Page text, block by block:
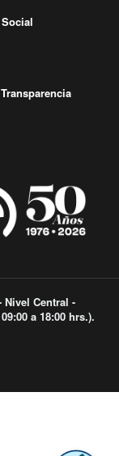
Central -
a 18:00 hrs.).